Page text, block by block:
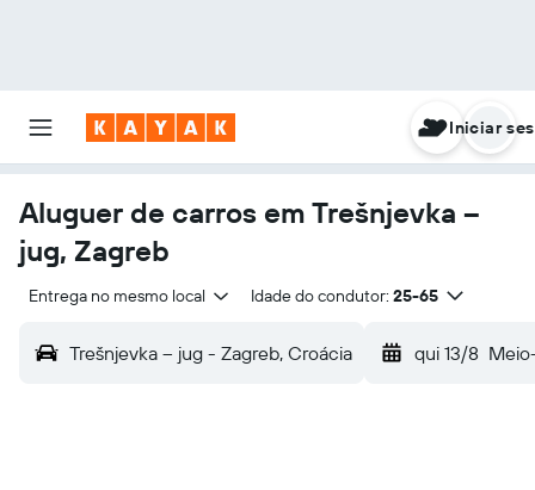
Iniciar
Aluguer de carros em Trešnjevka –
jug, Zagreb
Entrega no mesmo local Idade do condutor: 25-65
Trešnjevka – jug - Zagreb, Croácia qui 13/8